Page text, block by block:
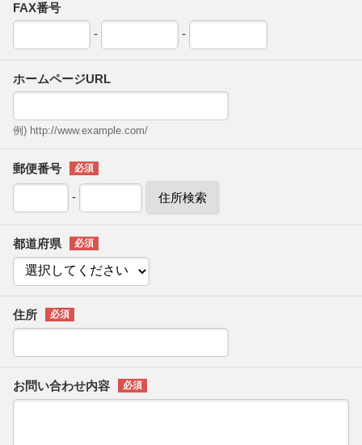
FAX番号
-
-
ホームページURL
例) http://www.example.com/
郵便番号
- 住所検索
都道府県
住所
お問い合わせ内容